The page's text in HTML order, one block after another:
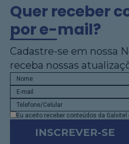
Quer receber
por e-mail?
Cadastre-se em nossa
receba nossas
Eu aceito receber conteúdos da Galvitel
INSCREVER-SE